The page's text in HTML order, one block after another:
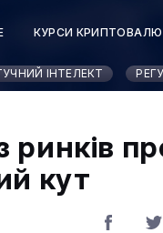
КУРСИ
ІНТЕЛЕКТ
кут